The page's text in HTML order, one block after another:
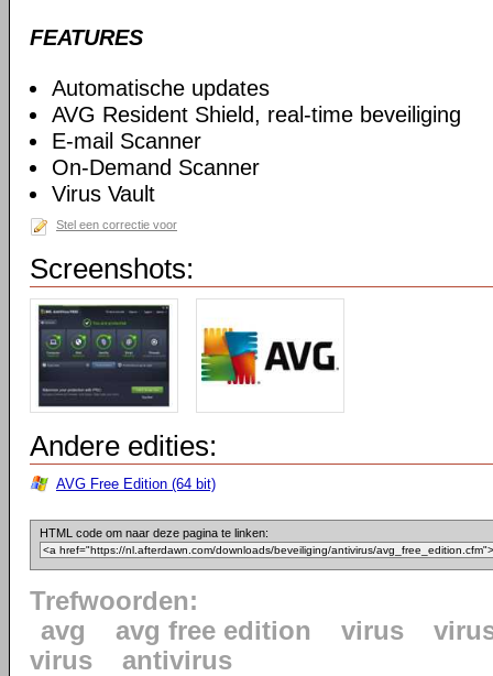
FEATURES
Automatische updates
AVG Resident Shield, real-time beveiliging
E-mail Scanner
On-Demand Scanner
Virus Vault
Stel een correctie voor
Screenshots:
Andere edities:
AVG Free Edition (64 bit)
HTML code om naar deze pagina te linken:
Trefwoorden:
avg
avg free edition virus
virus
antivirus